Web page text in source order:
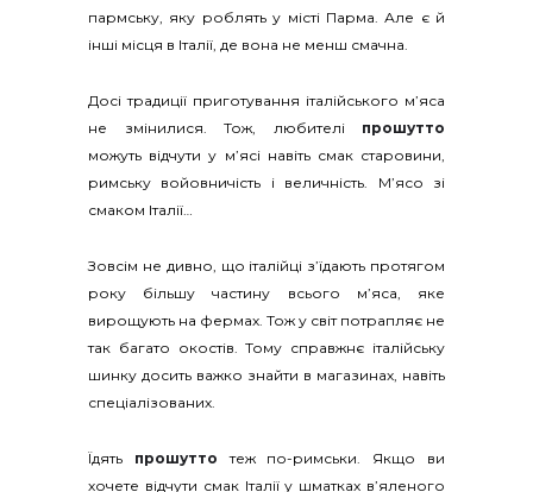
пармську, яку роблять у місті Парма. Але є й
інші місця в Італії, де вона не менш смачна.
Досі традиції приготування італійського м’яса
не змінилися. Тож, любителі прошутто
можуть відчути у м’ясі навіть смак старовини,
римську войовничість і величність. М’ясо зі
смаком Італії…
Зовсім не дивно, що італійці з’їдають протягом
року більшу частину всього м’яса, яке
вирощують на фермах. Тож у світ потрапляє не
так багато окостів. Тому справжнє італійську
шинку досить важко знайти в магазинах, навіть
спеціалізованих.
Їдять прошутто теж по-римськи. Якщо ви
хочете відчути смак Італії у шматках в’яленого